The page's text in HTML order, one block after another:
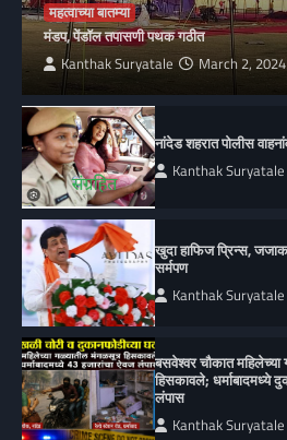
महत्वाच्या बातम्या
मंडप, पेंडॉल तपासणी पथक गठीत
Kanthak Suryatale March 2, 2024
नांदेड शहरात पोलीस
Kanthak Suryatale
खुदा हाफिज प्रिन्स,
सर्मपण
Kanthak Suryatale
बसवेश्वर चौकात
हिसकावले; धर्माबादमध्ये
लंपास
Kanthak Suryatale